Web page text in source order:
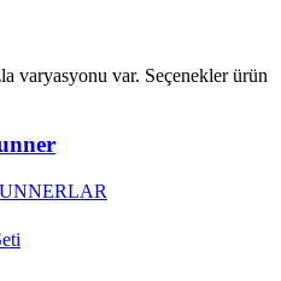
varyasyonu var. Seçenekler ürün